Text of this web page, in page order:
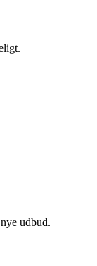
udbud.